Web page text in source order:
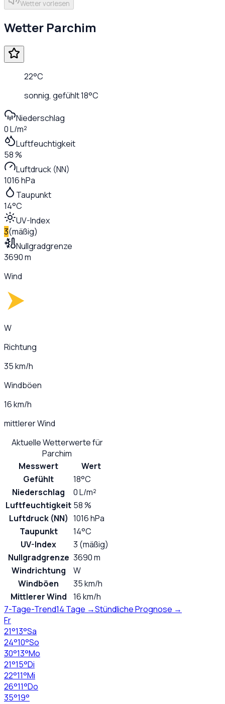
Wetter vorlesen
Wetter Parchim
22°C
sonnig, gefühlt18°C
Niederschlag
0 L/m²
Luftfeuchtigkeit
58 %
Luftdruck (NN)
1016 hPa
Taupunkt
14°C
UV-Index
3(mäßig)
Nullgradgrenze
3690 m
Wind
W
Richtung
35 km/h
Windböen
16 km/h
mittlerer Wind
Aktuelle Wetterwerte für
Parchim
Messwert
Wert
Gefühlt
18°C
Niederschlag
0 L/m²
Luftfeuchtigkeit 58 %
Luftdruck (NN) 1016 hPa
Taupunkt
14°C
UV-Index
3 (mäßig)
Nullgradgrenze 3690 m
Windrichtung
W
Windböen
35 km/h
Mittlerer Wind
16 km/h
7-Tage-Trend14 Tage →Stündliche Prognose →
Fr
21°13°Sa
24°10°So
30°13°Mo
21°15°Di
22°11°Mi
26°11°Do
35°19°